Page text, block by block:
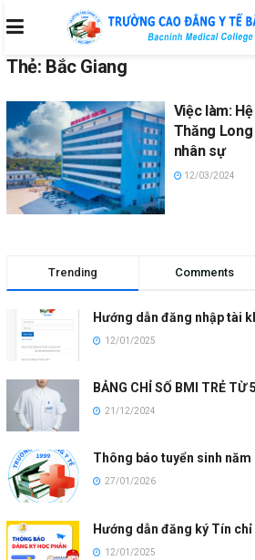
Thẻ: Bắc Giang
Việc làm:
Thăng
nhân sự
12/03/2024
Trending Comments
Hướng dẫn đăng nhập tài
12/01/2025
BẢNG CHỈ SỐ BMI TRẺ TỪ
21/12/2024
Thông báo tuyển sinh năm
27/01/2026
Hướng dẫn đăng ký Tín chỉ
12/01/2025